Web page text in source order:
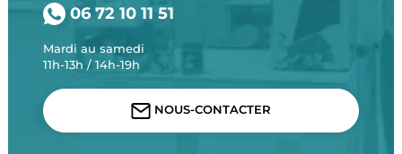
06 72 10 11 51
Mardi au samedi
11h-13h / 14h-19h
NOUS-CONTACTER